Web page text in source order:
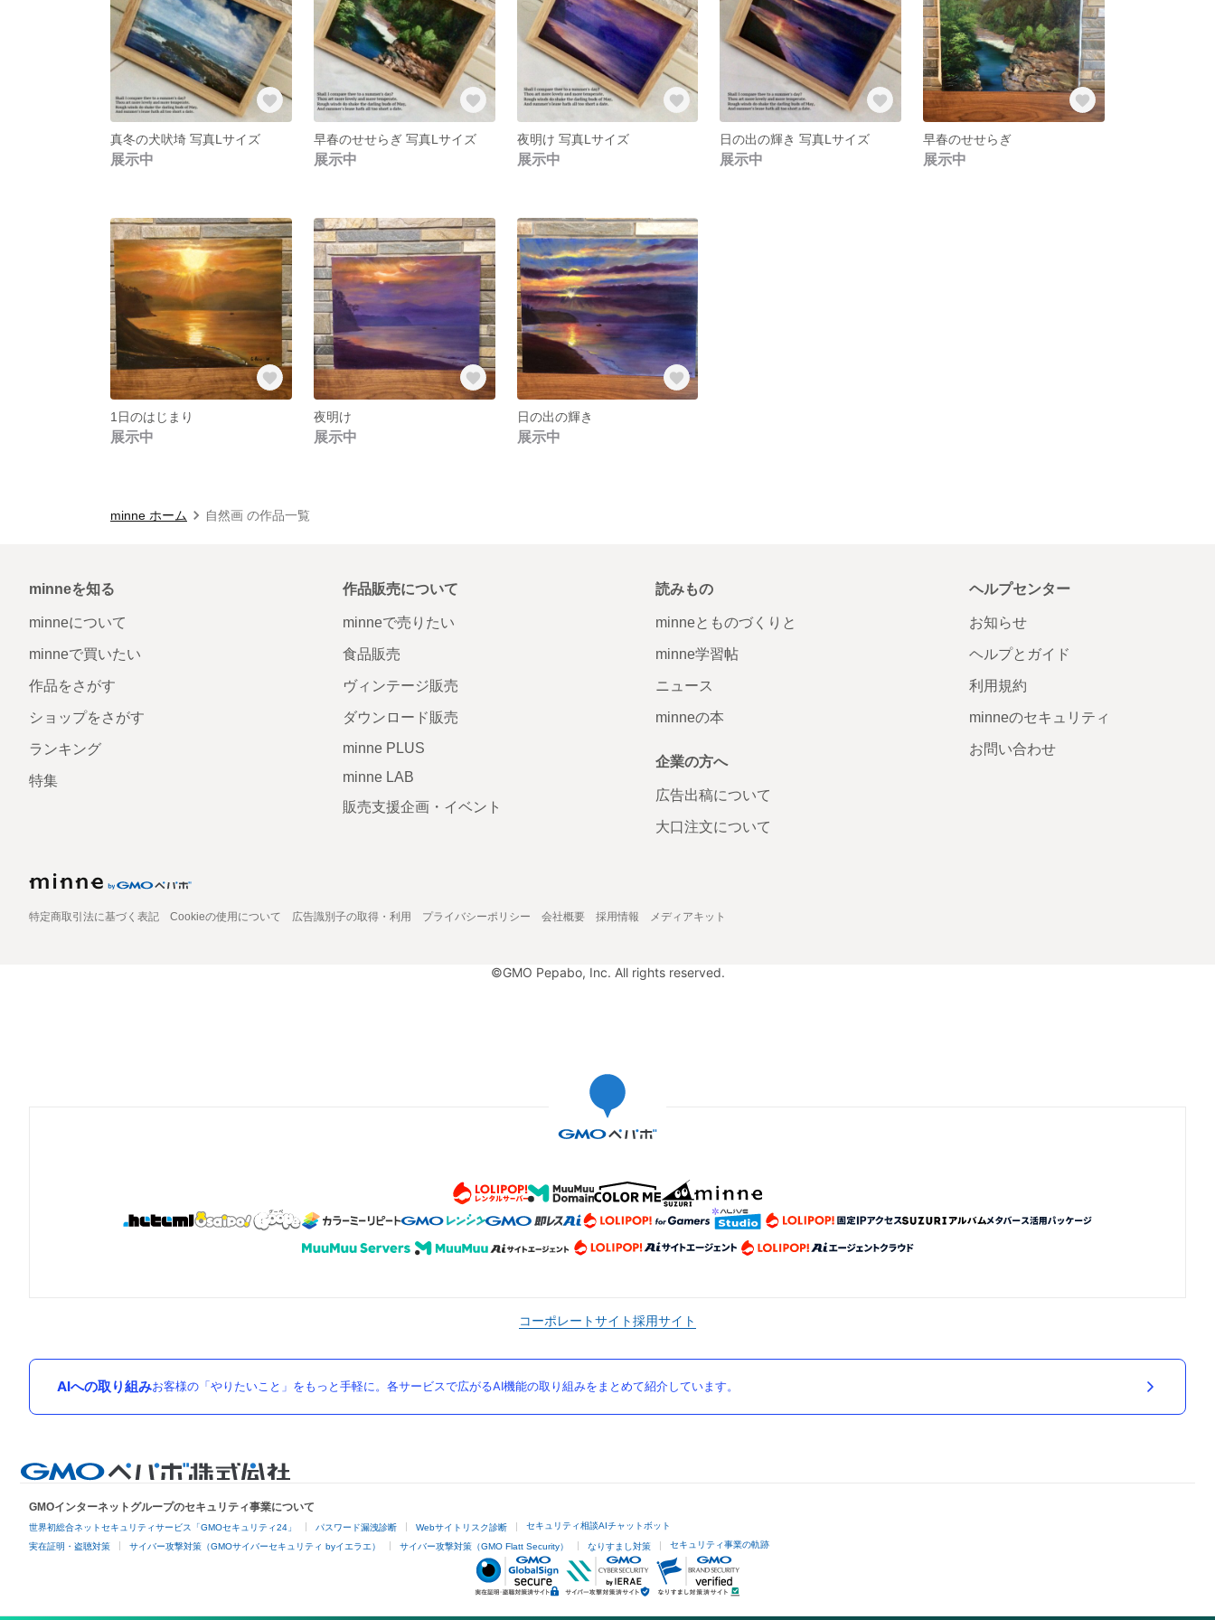
真冬の犬吠埼 写真Lサイズ
展示中
早春のせせらぎ 写真Lサイズ
展示中
夜明け 写真Lサイズ
展示中
日の出の輝き 写真Lサイズ
展示中
早春のせせらぎ
展示中
1日のはじまり
展示中
夜明け
展示中
日の出の輝き
展示中
minne ホーム 自然画 の作品一覧
minneを知る
minneについて
minneで買いたい
作品をさがす
ショップをさがす
ランキング
特集
作品販売について
minneで売りたい
食品販売
ヴィンテージ販売
ダウンロード販売
minne PLUS
minne LAB
販売支援企画・イベント
読みもの
minneとものづくりと
minne学習帖
ニュース
minneの本
企業の方へ
広告出稿について
大口注文について
ヘルプセンター
お知らせ
ヘルプとガイド
利用規約
minneのセキュリティ
お問い合わせ
特定商取引法に基づく表記 Cookieの使用について 広告識別子の取得・利用 プライバシーポリシー 会社概要 採用情報 メディアキット
©GMO Pepabo, Inc. All rights reserved.
コーポレートサイト採用サイト
AIへの取り組みお客様の「やりたいこと」をもっと手軽に。各サービスで広がるAI機能の取り組みをまとめて紹介しています。
GMOインターネットグループのセキュリティ事業について
世界初総合ネットセキュリティサービス「GMOセキュリティ24」 パスワード漏洩診断 Webサイトリスク診断 セキュリティ相談AIチャットボット
実在証明・盗聴対策 サイバー攻撃対策（GMOサイバーセキュリティ byイエラエ） サイバー攻撃対策（GMO Flatt Security） なりすまし対策 セキュリティ事業の軌跡